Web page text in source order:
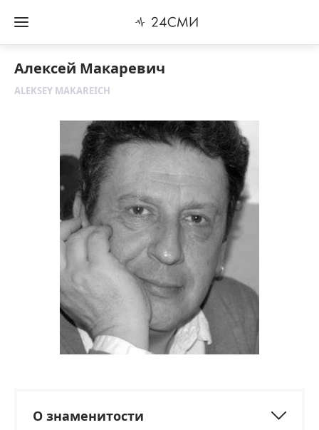
Алексей Макаревич
ALEKSEY MAKAREICH
О знаменитости